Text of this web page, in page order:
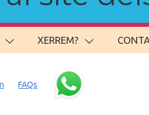
XERREM?
FAQs